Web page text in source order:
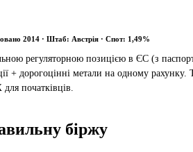
2014 · Штаб: Австрія · Спот: 1,49%
регуляторною позицією в ЄС (з
+ дорогоцінні метали на одному рахунку.
початківців.
біржу